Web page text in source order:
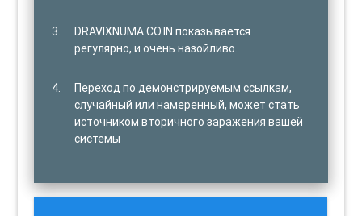
DRAVIXNUMA.CO.IN показывается
регулярно, и очень назойливо.
Переход по демонстрируемым ссылкам,
случайный или намеренный, может стать
источником вторичного заражения вашей
системы